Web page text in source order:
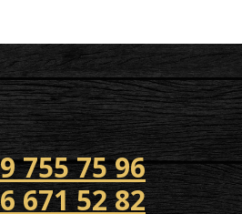
755 75 96
671 52 82